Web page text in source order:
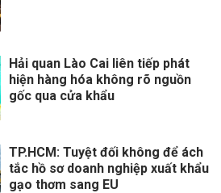
Hải quan Lào Cai liên tiếp phát
hiện hàng hóa không rõ nguồn
gốc qua cửa khẩu
TP.HCM: Tuyệt đối không để ách
tắc hồ sơ doanh nghiệp xuất khẩu
gạo thơm sang EU